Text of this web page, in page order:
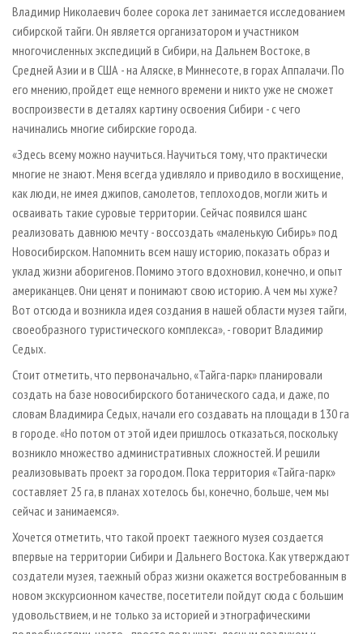
Владимир Николаевич более сорока лет занимается исследованием
сибирской тайги. Он является организатором и участником
многочисленных экспедиций в Сибири, на Дальнем Востоке, в
Средней Азии и в США - на Аляске, в Миннесоте, в горах Аппалачи. По
его мнению, пройдет еще немного времени и никто уже не сможет
воспроизвести в деталях картину освоения Сибири - с чего
начинались многие сибирские города.
«Здесь всему можно научиться. Научиться тому, что практически
многие не знают. Меня всегда удивляло и приводило в восхищение,
как люди, не имея джипов, самолетов, теплоходов, могли жить и
осваивать такие суровые территории. Сейчас появился шанс
реализовать давнюю мечту - воссоздать «маленькую Сибирь» под
Новосибирском. Напомнить всем нашу историю, показать образ и
уклад жизни аборигенов. Помимо этого вдохновил, конечно, и опыт
американцев. Они ценят и понимают свою историю. А чем мы хуже?
Вот отсюда и возникла идея создания в нашей области музея тайги,
своеобразного туристического комплекса», - говорит Владимир
Седых.
Стоит отметить, что первоначально, «Тайга-парк» планировали
создать на базе новосибирского ботанического сада, и даже, по
словам Владимира Седых, начали его создавать на площади в 130 га
в городе. «Но потом от этой идеи пришлось отказаться, поскольку
возникло множество административных сложностей. И решили
реализовывать проект за городом. Пока территория «Тайга-парк»
составляет 25 га, в планах хотелось бы, конечно, больше, чем мы
сейчас и занимаемся».
Хочется отметить, что такой проект таежного музея создается
впервые на территории Сибири и Дальнего Востока. Как утверждают
создатели музея, таежный образ жизни окажется востребованным в
новом экскурсионном качестве, посетители пойдут сюда с большим
удовольствием, и не только за историей и этнографическими